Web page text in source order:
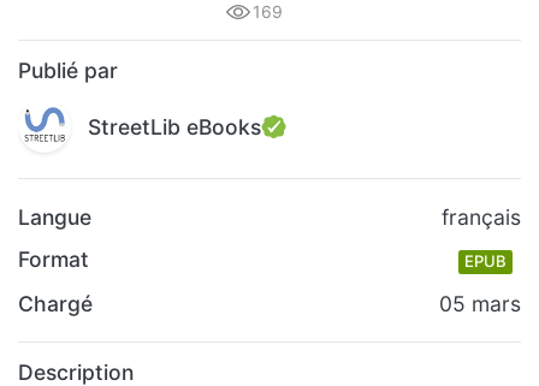
169
Publié par
StreetLib eBooks
Langue
français
Format
EPUB
Chargé 05 mars
Description